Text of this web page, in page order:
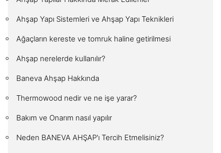
Ahşap Yapı Sistemleri ve Ahşap Yapı Teknikleri
Ağaçların kereste ve tomruk haline getirilmesi
Ahşap nerelerde kullanılır?
Baneva Ahşap Hakkında
Thermowood nedir ve ne işe yarar?
Bakım ve Onarım nasıl yapılır
Neden BANEVA AHŞAP'ı Tercih Etmelisiniz?